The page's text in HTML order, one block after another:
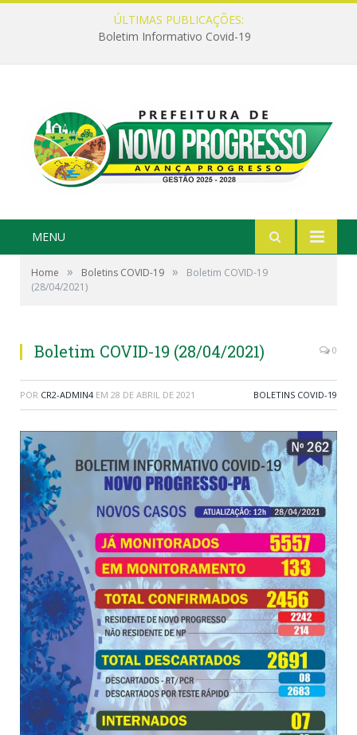
ÚLTIMAS PUBLICAÇÕES:
Boletim Informativo Covid-19
MENU
Home » Boletins COVID-19 »
Boletim COVID-19
(28/04/2021)
Boletim COVID-19 (28/04/2021) 0
POR CR2-ADMIN4 EM 28 DE ABRIL DE 2021 BOLETINS COVID-19